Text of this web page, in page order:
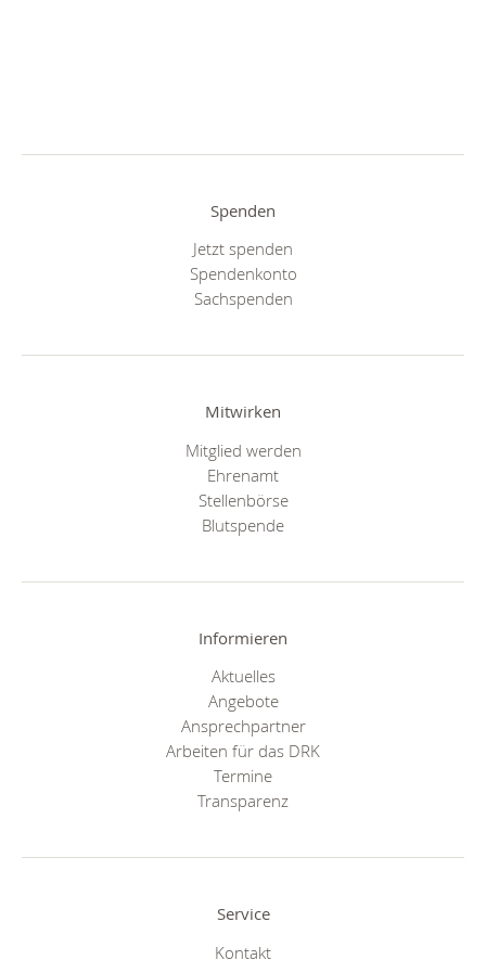
Spenden
Jetzt spenden
Spendenkonto
Sachspenden
Mitwirken
Mitglied werden
Ehrenamt
Stellenbörse
Blutspende
Informieren
Aktuelles
Angebote
Ansprechpartner
Arbeiten für das DRK
Termine
Transparenz
Service
Kontakt